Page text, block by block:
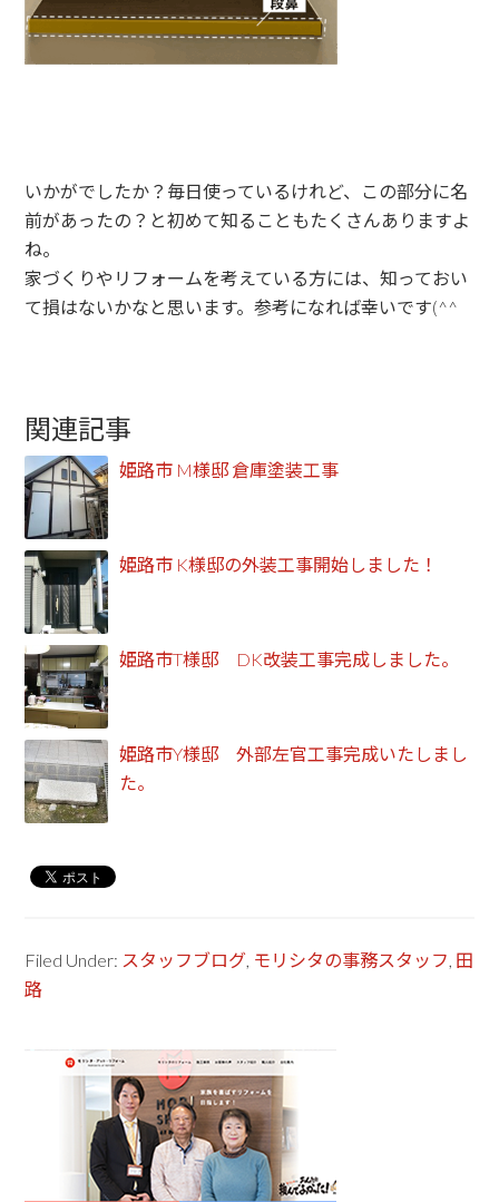
いかがでしたか？毎日使っているけれど、この部分に名
前があったの？と初めて知ることもたくさんありますよ
ね。
家づくりやリフォームを考えている方には、知っておい
て損はないかなと思います。参考になれば幸いです(^^
関連記事
姫路市 M様邸 倉庫塗装工事
姫路市 K様邸の外装工事開始しました！
姫路市T様邸 DK改装工事完成しました。
姫路市Y様邸 外部左官工事完成いたしまし
た。
Filed Under: スタッフブログ, モリシタの事務スタッフ, 田
路
Primary
Sidebar